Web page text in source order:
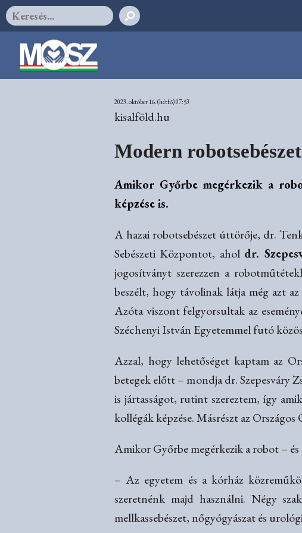
2023. október 16. (hétfő) 07:53
kisalföld.hu
Modern
Amikor Győrbe megérkezik a
képzése is.
A hazai robotsebészet úttörője, dr.
Sebészeti Központot, ahol dr.
jogosítványt szerezzen a
beszélt, hogy távolinak látja még azt
Azóta viszont felgyorsultak az
Széchenyi István Egyetemmel futó
Azzal, hogy lehetőséget kaptam az
betegek előtt – mondja dr. Szepesváry
is jártasságot, rutint szereztem, így
kollégák képzése. Másrészt az
Amikor Győrbe megérkezik a robot –
– Az egyetem és a kórház
szeretnénk majd használni. Négy
mellkassebészet, nőgyógyászat és